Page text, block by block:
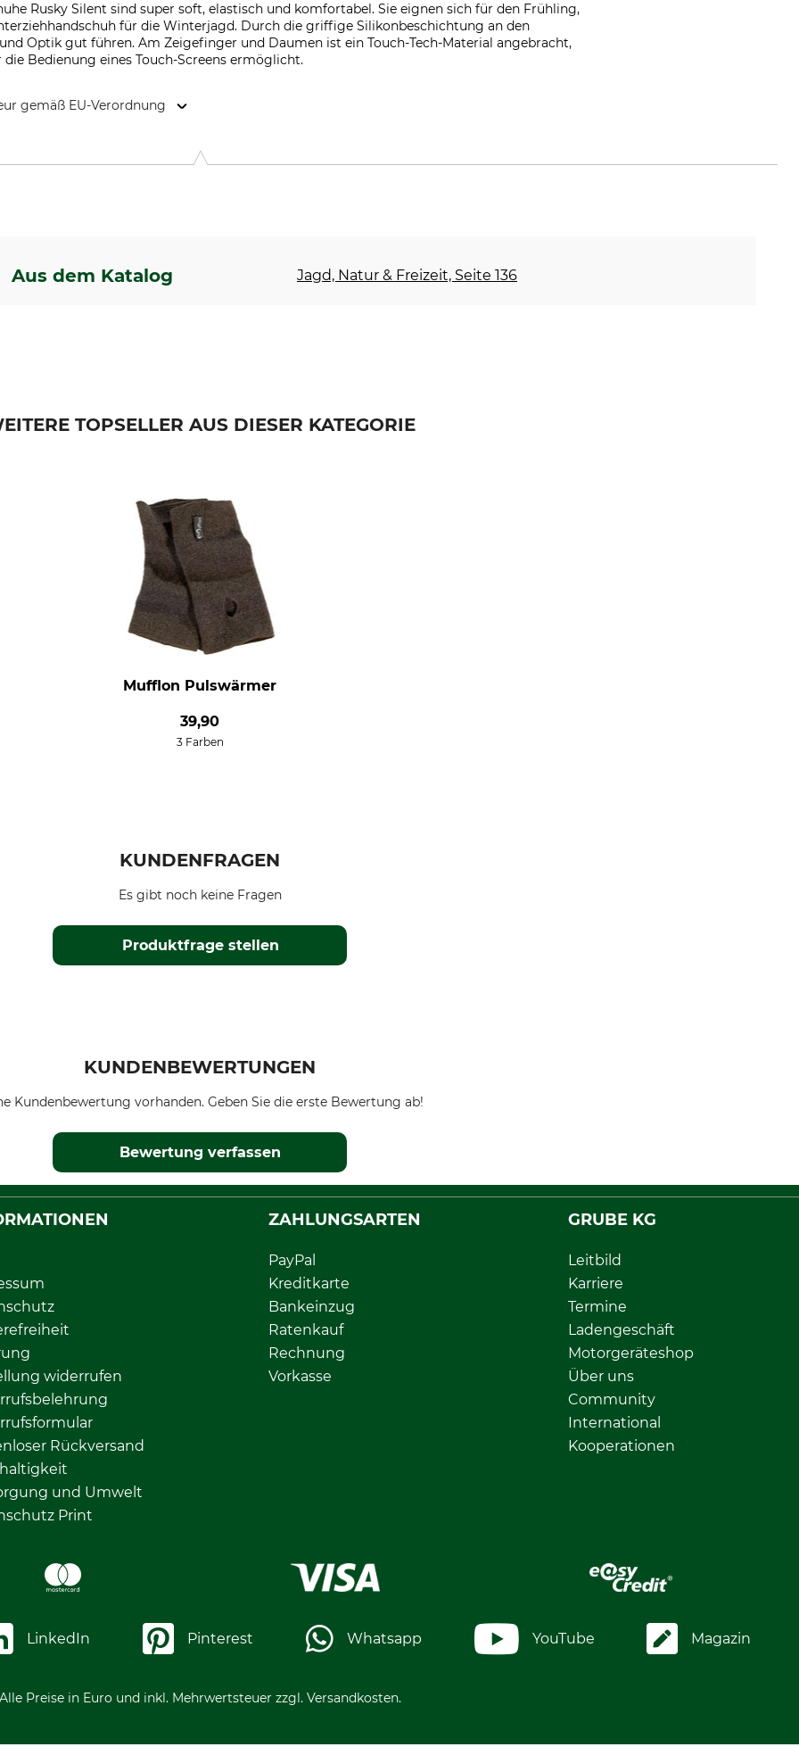
Rusky Silent sind super soft, elastisch und komfortabel. Sie eignen sich für den Frühling,
für die Winterjagd. Durch die griffige Silikonbeschichtung an den
Optik gut führen. Am Zeigefinger und Daumen ist ein Touch-Tech-Material angebracht,
Bedienung eines Touch-Screens ermöglicht.
gemäß EU-Verordnung
Aus dem Katalog Jagd, Natur & Freizeit, Seite 136
TOPSELLER AUS DIESER KATEGORIE
Mufflon Pulswärmer
39,90
3 Farben
KUNDENFRAGEN
Produktfrage stellen
Es gibt noch keine Fragen
KUNDENBEWERTUNGEN
Kundenbewertung vorhanden. Geben Sie die erste Bewertung ab!
Bewertung verfassen
widerrufen
Rückversand
und Umwelt
Print
ZAHLUNGSARTEN
PayPal
Kreditkarte
Bankeinzug
Ratenkauf
Rechnung
Vorkasse
GRUBE KG
Leitbild
Karriere
Termine
Ladengeschäft
Motorgeräteshop
Über uns
Community
International
Kooperationen
LinkedIn Pinterest Whatsapp YouTube Magazin
Preise in Euro und inkl. Mehrwertsteuer zzgl. Versandkosten.